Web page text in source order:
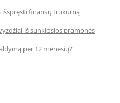
finansų trūkumą
iš sunkiosios pramonės
per 12 mėnesių?